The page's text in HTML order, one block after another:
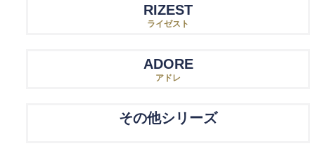
RIZEST
ライゼスト
ADORE
アドレ
その他シリーズ